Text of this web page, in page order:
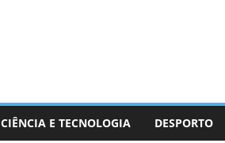
CIÊNCIA E TECNOLOGIA DESPORTO